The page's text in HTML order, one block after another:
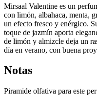
Mirsaal Valentine es un
con limón, albahaca, menta,
un efecto fresco y enérgico.
toque de jazmín aporta
de limón y almizcle deja un
día en verano, con buena
Notas
Piramide olfativa para este